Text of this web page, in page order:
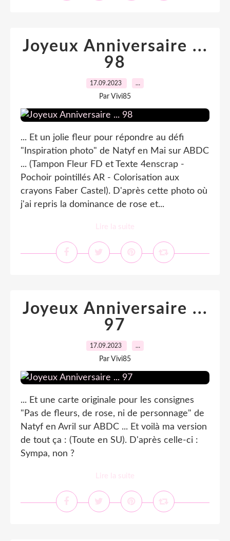
Joyeux Anniversaire ...
98
17.09.2023 …
Par Vivi85
... Et un jolie fleur pour répondre au défi
"Inspiration photo" de Natyf en Mai sur ABDC
... (Tampon Fleur FD et Texte 4enscrap -
Pochoir pointillés AR - Colorisation aux
crayons Faber Castel). D'après cette photo où
j'ai repris la dominance de rose et...
Lire la suite
Joyeux Anniversaire ...
97
17.09.2023 …
Par Vivi85
... Et une carte originale pour les consignes
"Pas de fleurs, de rose, ni de personnage" de
Natyf en Avril sur ABDC ... Et voilà ma version
de tout ça : (Toute en SU). D'après celle-ci :
Sympa, non ?
Lire la suite